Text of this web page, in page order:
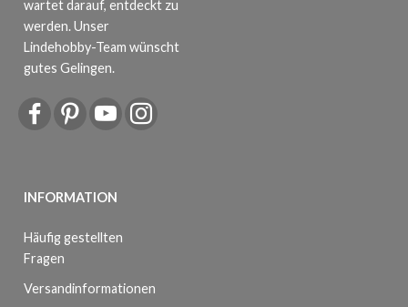
wartet darauf, entdeckt zu
werden. Unser
Lindehobby-Team wünscht
gutes Gelingen.
INFORMATION
Häufig gestellten
Fragen
Versandinformationen